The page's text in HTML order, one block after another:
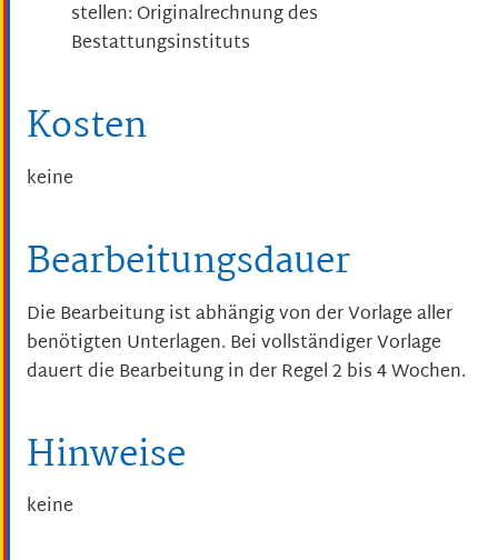
stellen: Originalrechnung des
Bestattungsinstituts
Kosten
keine
Bearbeitungsdauer
Die Bearbeitung ist abhängig von der Vorlage aller
benötigten Unterlagen. Bei vollständiger Vorlage
dauert die Bearbeitung in der Regel 2 bis 4 Wochen.
Hinweise
keine